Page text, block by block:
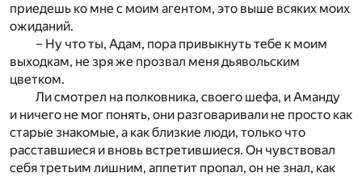
приедешь ко мне с моим агентом, это выше всяких моих
ожиданий.
– Ну что ты, Адам, пора привыкнуть тебе к моим
выходкам, не зря же прозвал меня дьявольским
цветком.
Ли смотрел на полковника, своего шефа, и Аманду
и ничего не мог понять, они разговаривали не просто как
старые знакомые, а как близкие люди, только что
расставшиеся и вновь встретившиеся. Он чувствовал
себя третьим лишним, аппетит пропал, он не знал, как